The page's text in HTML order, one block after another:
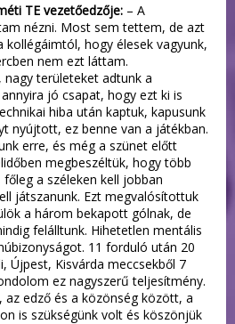
TE vezetőedzője: – A
nézni. Most sem tettem, de azt
kollégáimtól, hogy élesek vagyunk,
nem ezt láttam.
nagy területeket adtunk a
jó csapat, hogy ezt ki is
hiba után kaptuk, kapusunk
nyújtott, ez benne van a játékban.
erre, és még a szünet előtt
megbeszéltük, hogy több
a széleken kell jobban
játszanunk. Ezt megvalósítottuk
a három bekapott gólnak, de
felálltunk. Hihetetlen mentális
11 forduló után 20
Újpest, Kisvárda meccsekből 7
ez nagyszerű teljesítmény.
az edző és a közönség között, a
is szükségünk volt és köszönjük